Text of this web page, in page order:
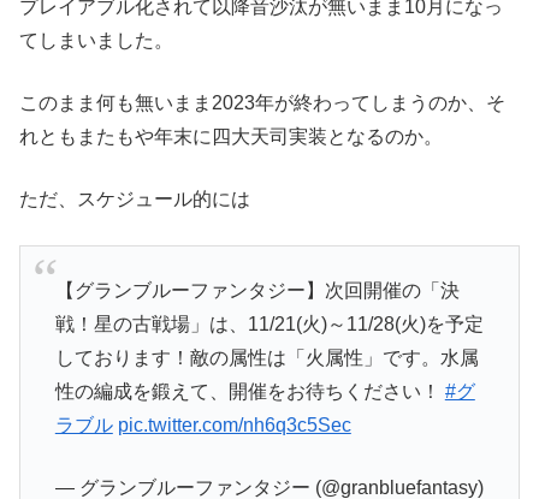
プレイアブル化されて以降音沙汰が無いまま10月になっ
てしまいました。
このまま何も無いまま2023年が終わってしまうのか、そ
れともまたもや年末に四大天司実装となるのか。
ただ、スケジュール的には
【グランブルーファンタジー】次回開催の「決
戦！星の古戦場」は、11/21(火)～11/28(火)を予定
しております！敵の属性は「火属性」です。水属
性の編成を鍛えて、開催をお待ちください！ #グ
ラブル pic.twitter.com/nh6q3c5Sec
— グランブルーファンタジー (@granbluefantasy)